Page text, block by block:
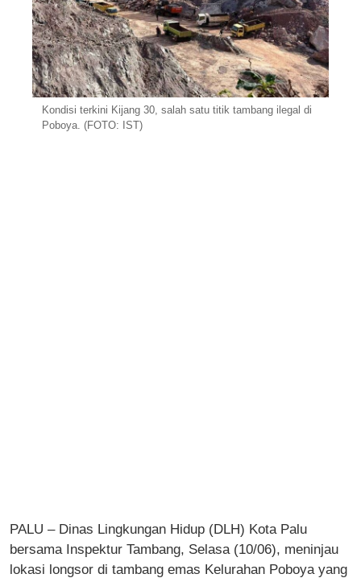
Kondisi terkini Kijang 30, salah satu titik tambang ilegal di
Poboya. (FOTO: IST)
PALU – Dinas Lingkungan Hidup (DLH) Kota Palu
bersama Inspektur Tambang, Selasa (10/06), meninjau
lokasi longsor di tambang emas Kelurahan Poboya yang